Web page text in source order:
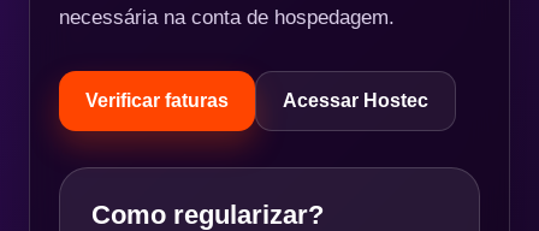
necessária na conta de hospedagem.
Verificar faturas Acessar Hostec
Como regularizar?